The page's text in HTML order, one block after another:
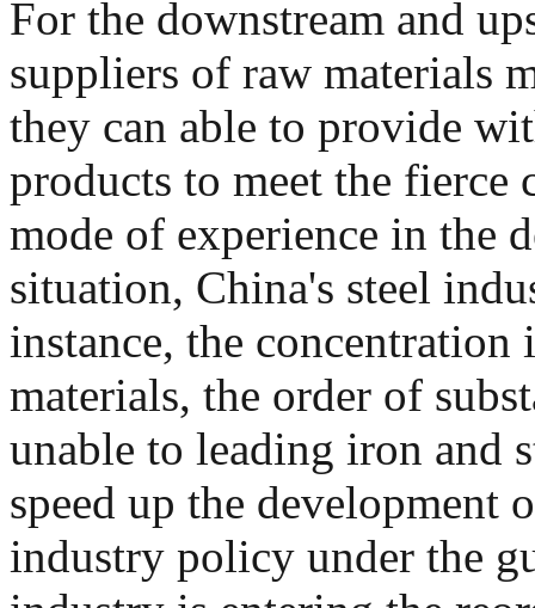
For the downstream and
suppliers of raw materials
they can able to provide
products to meet the
mode of experience in the
situation, China's steel
instance, the
materials, the order of
unable to leading iron and
speed up the development
industry policy under the